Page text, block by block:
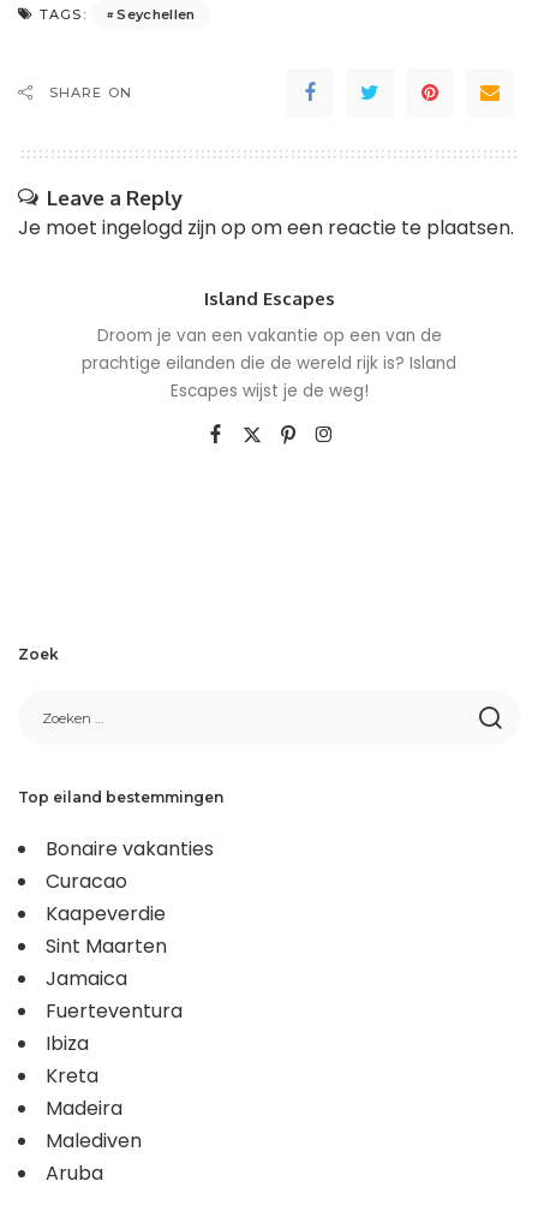
TAGS: Seychellen
SHARE ON
Leave a Reply
Je moet ingelogd zijn op om een reactie te plaatsen.
Island Escapes
Droom je van een vakantie op een van de
prachtige eilanden die de wereld rijk is? Island
Escapes wijst je de weg!
Zoek
Top eiland bestemmingen
Bonaire vakanties
Curacao
Kaapeverdie
Sint Maarten
Jamaica
Fuerteventura
Ibiza
Kreta
Madeira
Malediven
Aruba